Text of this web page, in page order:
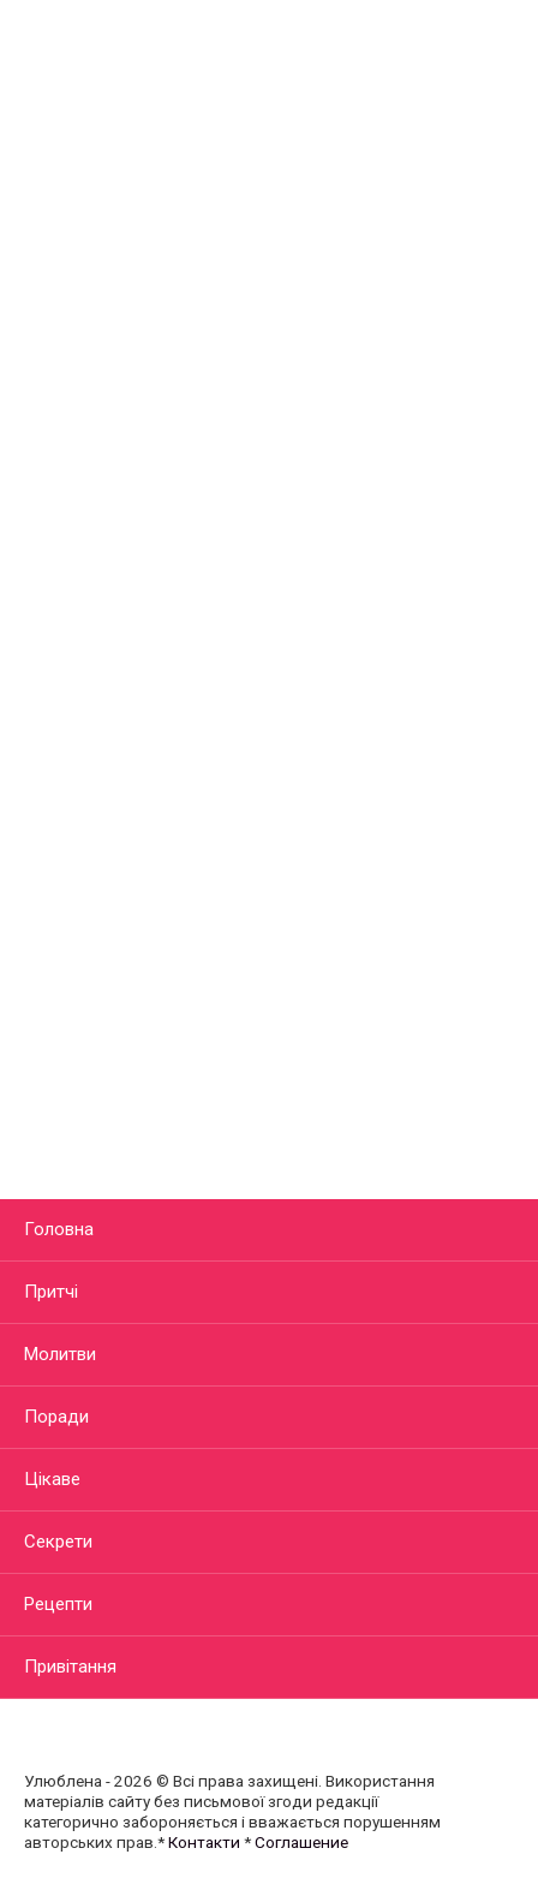
Головна
Притчі
Молитви
Поради
Цікаве
Секрети
Рецепти
Привітання
Улюблена - 2026 © Всі права захищені. Використання
матеріалів сайту без письмової згоди редакції
категорично забороняється і вважається порушенням
авторських прав.*Контакти *Соглашение